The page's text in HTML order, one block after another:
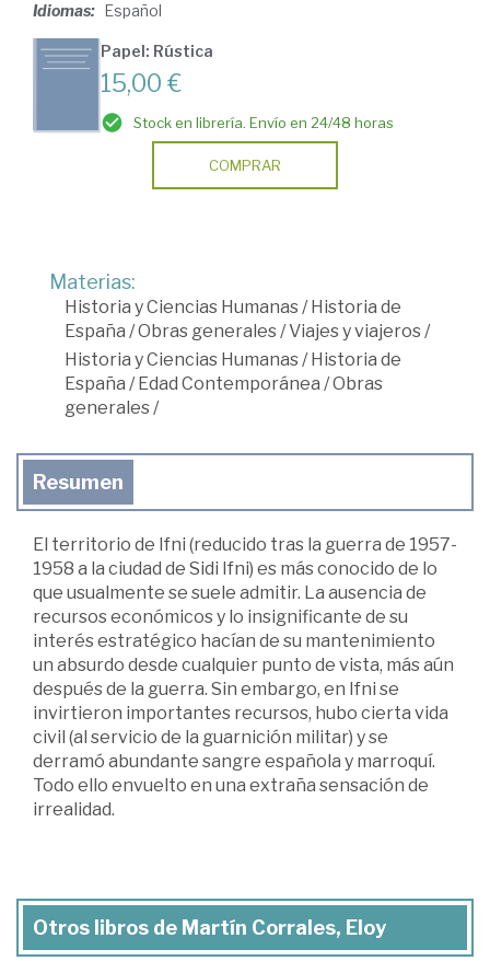
Idiomas: Español
Papel: Rústica
15,00 €
Stock en librería. Envío en 24/48 horas
COMPRAR
Materias:
Historia y Ciencias Humanas/ Historia de
España /Obras generales/Viajes y viajeros/
Historia y Ciencias Humanas/ Historia de
España / Edad Contemporánea /Obras
generales/
Resumen
El territorio de Ifni (reducido tras la guerra de 1957-
1958 a la ciudad de Sidi Ifni) es más conocido de lo
que usualmente se suele admitir. La ausencia de
recursos económicos y lo insignificante de su
interés estratégico hacían de su mantenimiento
un absurdo desde cualquier punto de vista, más aún
después de la guerra. Sin embargo, en Ifni se
invirtieron importantes recursos, hubo cierta vida
civil (al servicio de la guarnición militar) y se
derramó abundante sangre española y marroquí.
Todo ello envuelto en una extraña sensación de
irrealidad.
Otros libros de Martín Corrales, Eloy